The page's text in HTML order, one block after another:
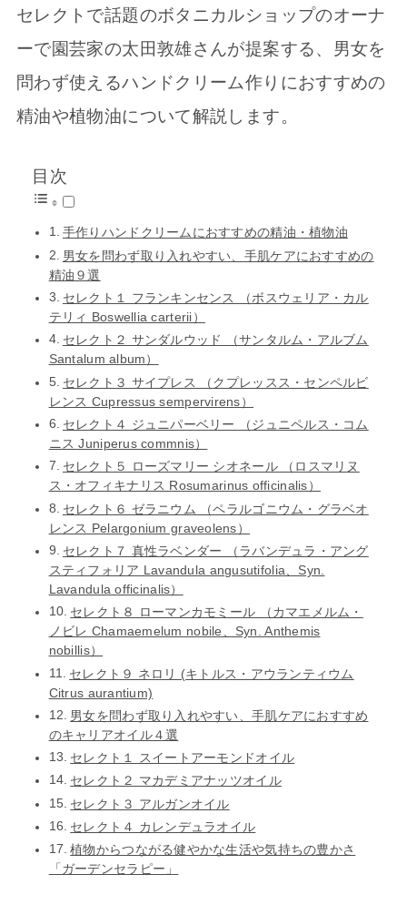
セレクトで話題のボタニカルショップのオーナ
ーで園芸家の太田敦雄さんが提案する、男女を
問わず使えるハンドクリーム作りにおすすめの
精油や植物油について解説します。
目次
手作りハンドクリームにおすすめの精油・植物油
男女を問わず取り入れやすい、手肌ケアにおすすめの
精油９選
セレクト１ フランキンセンス （ボスウェリア・カル
テリィ Boswellia carterii）
セレクト２ サンダルウッド （サンタルム・アルブム
Santalum album）
セレクト３ サイプレス （クプレッスス・センペルビ
レンス Cupressus sempervirens）
セレクト４ ジュニパーベリー （ジュニペルス・コム
ニス Juniperus commnis）
セレクト５ ローズマリー シオネール （ロスマリヌ
ス・オフィキナリス Rosumarinus officinalis）
セレクト６ ゼラニウム （ペラルゴニウム・グラベオ
レンス Pelargonium graveolens）
セレクト７ 真性ラベンダー （ラバンデュラ・アング
スティフォリア Lavandula angusutifolia、Syn.
Lavandula officinalis）
セレクト８ ローマンカモミール （カマエメルム・
ノビレ Chamaemelum nobile、Syn. Anthemis
nobillis）
セレクト９ ネロリ (キトルス・アウランティウム
Citrus aurantium)
男女を問わず取り入れやすい、手肌ケアにおすすめ
のキャリアオイル４選
セレクト１ スイートアーモンドオイル
セレクト２ マカデミアナッツオイル
セレクト３ アルガンオイル
セレクト４ カレンデュラオイル
植物からつながる健やかな生活や気持ちの豊かさ
「ガーデンセラピー」